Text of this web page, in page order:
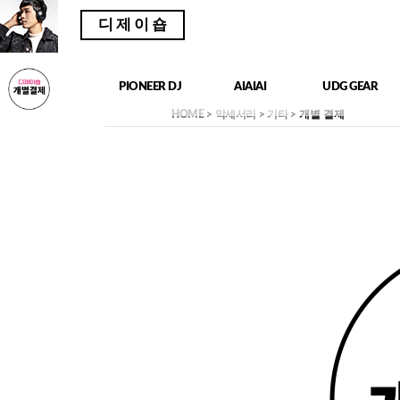
디제이숍
PIONEER DJ AIAIAI UDG GEAR
HOME> 악세서리 > 기타> 개별 결제